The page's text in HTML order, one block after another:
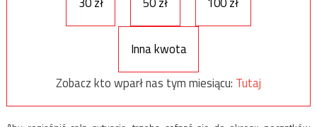
Inna kwota
Zobacz kto wparł nas tym miesiącu: Tutaj